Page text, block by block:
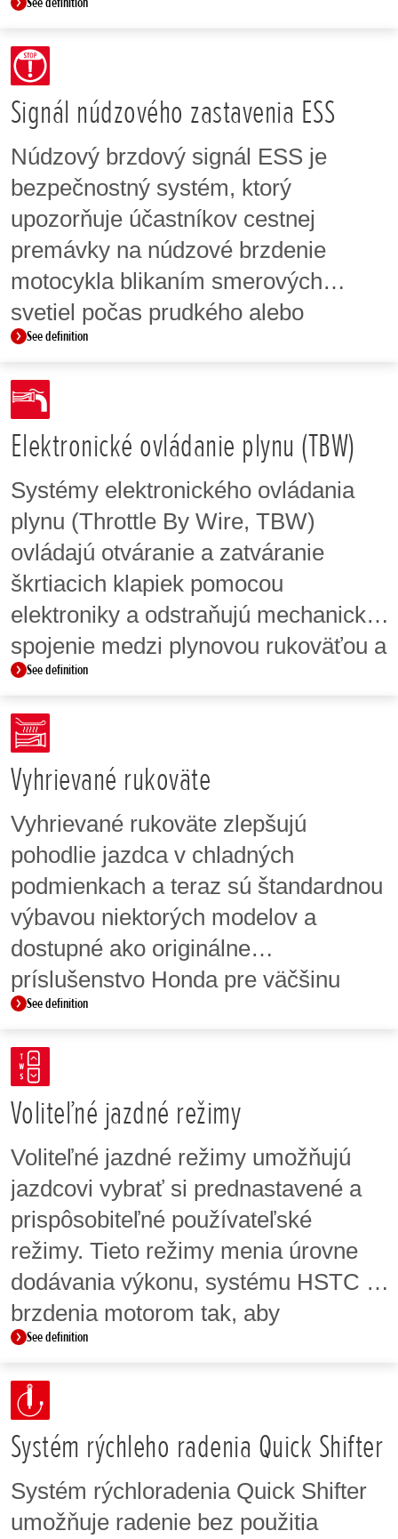
spolujazdca alebo batožinu, a systém
potom podľa potreby automaticky
upraví tlmenie.
Signál núdzového zastavenia ESS
Núdzový brzdový signál ESS je
bezpečnostný systém, ktorý
upozorňuje účastníkov cestnej
premávky na núdzové brzdenie
motocykla blikaním smerových
svetiel počas prudkého alebo
náhleho brzdenia.
See definition
Elektronické ovládanie plynu (TBW)
Systémy elektronického ovládania
plynu (Throttle By Wire, TBW)
ovládajú otváranie a zatváranie
škrtiacich klapiek pomocou
elektroniky a odstraňujú mechanické
spojenie medzi plynovou rukoväťou a
škrtiacimi klapkami. TBW umožňuje
systému PGM-FI presne riadiť
otváranie škrtiacej klapky v celom
rozsahu otáčok, aby sa dosiahol
kontrolovaný a progresívny krútiaci
moment. Navyše jazdcovi umožňuje
používať asistenčné systémy, ako sú
voliteľné jazdné režimy, systém
kontroly trakcie Honda (HSTC),
zmiernenie zdvíhania predného
kolesa, voliteľné úrovne výkonu a
brzdenie motorom.
See definition
Vyhrievané rukoväte
Vyhrievané rukoväte zlepšujú
pohodlie jazdca v chladných
podmienkach a teraz sú štandardnou
výbavou niektorých modelov a
dostupné ako originálne
príslušenstvo Honda pre väčšinu
modelového radu.
See definition
Voliteľné jazdné režimy
Voliteľné jazdné režimy umožňujú
jazdcovi vybrať si prednastavené a
prispôsobiteľné používateľské
režimy. Tieto režimy menia úrovne
dodávania výkonu, systému HSTC a
brzdenia motorom tak, aby
vyhovovali preferenciám jazdca
alebo jazdným podmienkam.
See definition
Systém rýchleho radenia Quick Shifter
Systém rýchloradenia Quick Shifter
umožňuje radenie bez použitia